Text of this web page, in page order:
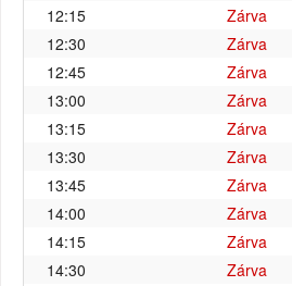
12:15
Zárva
12:30
Zárva
12:45
Zárva
13:00
Zárva
13:15
Zárva
13:30
Zárva
13:45
Zárva
14:00
Zárva
14:15
Zárva
14:30
Zárva